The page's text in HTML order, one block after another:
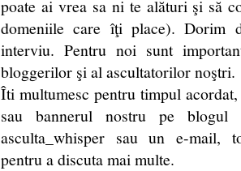
poate ai vrea sa ni te alături şi să
domeniile care îţi place). Dorim
interviu. Pentru noi sunt
bloggerilor şi al ascultatorilor noştri.
Îti multumesc pentru timpul
sau bannerul nostru pe
asculta_whisper sau un e-mail,
pentru a discuta mai multe.